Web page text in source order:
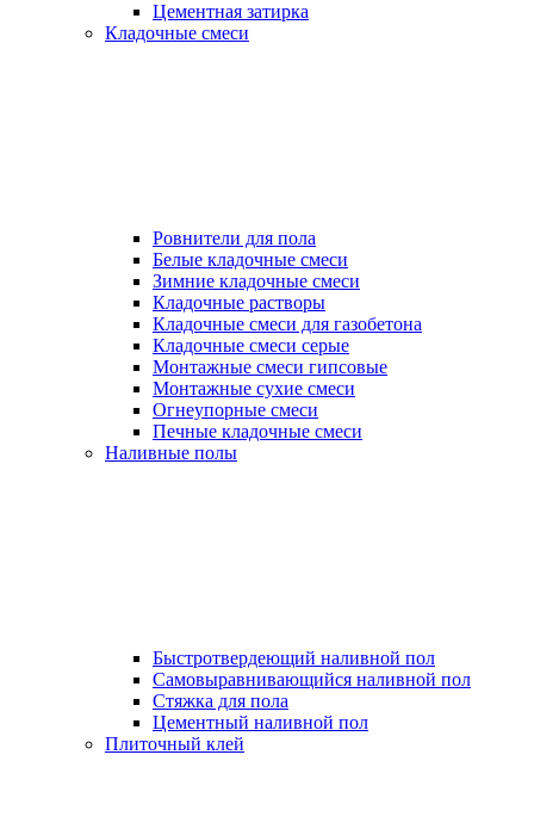
Цементная затирка
Кладочные смеси
Ровнители для пола
Белые кладочные смеси
Зимние кладочные смеси
Кладочные растворы
Кладочные смеси для газобетона
Кладочные смеси серые
Монтажные смеси гипсовые
Монтажные сухие смеси
Огнеупорные смеси
Печные кладочные смеси
Наливные полы
Быстротвердеющий наливной пол
Самовыравнивающийся наливной пол
Стяжка для пола
Цементный наливной пол
Плиточный клей